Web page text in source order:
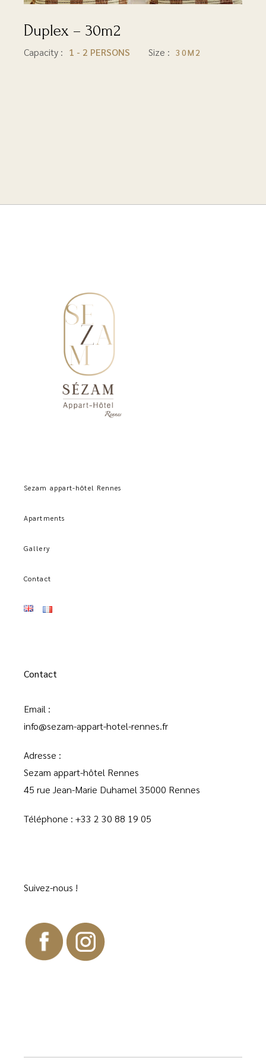
Duplex – 30m2
30M2
Sezam appart-hôtel Rennes
Apartments
Gallery
Contact
Contact
Email :
info@sezam-appart-hotel-rennes.fr
Adresse :
Sezam appart-hôtel Rennes
45 rue Jean-Marie Duhamel 35000 Rennes
Téléphone : +33 2 30 88 19 05
Suivez-nous !